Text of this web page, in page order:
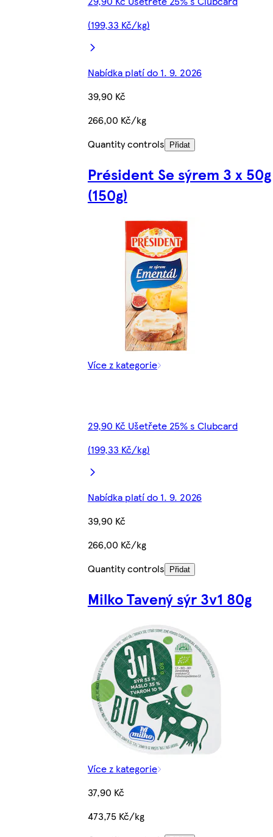
(199,33 Kč/kg)
Nabídka platí do 1. 9. 2026
39,90 Kč
266,00 Kč/kg
Quantity controls
Přidat
Président Se sýrem 3 x 50g
(150g)
Více z kategorie
29,90 Kč Ušetřete 25% s Clubcard
(199,33 Kč/kg)
Nabídka platí do 1. 9. 2026
39,90 Kč
266,00 Kč/kg
Quantity controls
Přidat
Milko Tavený sýr 3v1 80g
Více z kategorie
37,90 Kč
473,75 Kč/kg